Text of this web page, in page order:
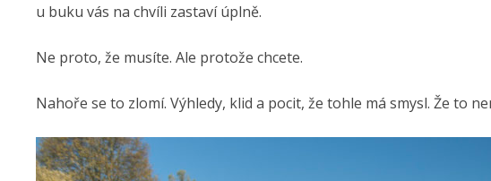
u buku vás na chvíli zastaví úplně.
Ne proto, že musíte. Ale protože chcete.
Nahoře se to zlomí. Výhledy, klid a pocit, že tohle má smysl. Že to